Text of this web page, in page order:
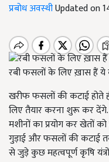
प्रबोध अवस्थीUpdated on
रबी फसलों के लिए ख़ास हैं ये
खरीफ फसलों की कटाई
लिए तैयार करना शुरू कर
मशीनों का प्रयोग कर खेतों
गुड़ाई और फसलों की कटाई
से जुड़े कुछ महत्वपूर्ण कृषि